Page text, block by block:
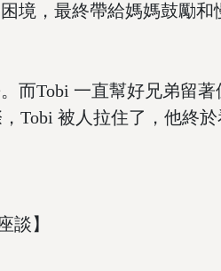
境，最終帶給媽媽鼓勵和
Tobi 一直幫好兄弟留
Tobi 被人拉住了，他終
談】